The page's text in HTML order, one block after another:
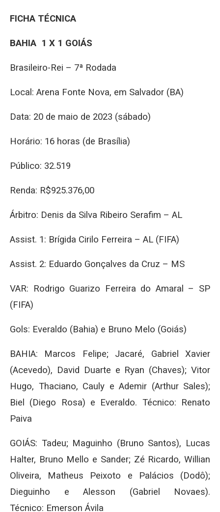
FICHA TÉCNICA
BAHIA 1 X 1 GOIÁS
Brasileiro-Rei – 7ª Rodada
Local: Arena Fonte Nova, em Salvador (BA)
Data: 20 de maio de 2023 (sábado)
Horário: 16 horas (de Brasília)
Público: 32.519
Renda: R$925.376,00
Árbitro: Denis da Silva Ribeiro Serafim – AL
Assist. 1: Brígida Cirilo Ferreira – AL (FIFA)
Assist. 2: Eduardo Gonçalves da Cruz – MS
VAR: Rodrigo Guarizo Ferreira do Amaral – SP
(FIFA)
Gols: Everaldo (Bahia) e Bruno Melo (Goiás)
BAHIA: Marcos Felipe; Jacaré, Gabriel Xavier
(Acevedo), David Duarte e Ryan (Chaves); Vitor
Hugo, Thaciano, Cauly e Ademir (Arthur Sales);
Biel (Diego Rosa) e Everaldo. Técnico: Renato
Paiva
GOIÁS: Tadeu; Maguinho (Bruno Santos), Lucas
Halter, Bruno Mello e Sander; Zé Ricardo, Willian
Oliveira, Matheus Peixoto e Palácios (Dodô);
Dieguinho e Alesson (Gabriel Novaes).
Técnico: Emerson Ávila